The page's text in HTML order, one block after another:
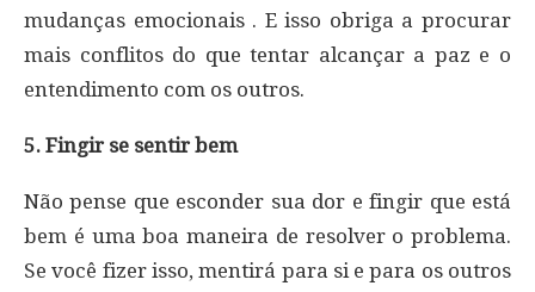
mudanças emocionais . E isso obriga a procurar
mais conflitos do que tentar alcançar a paz e o
entendimento com os outros.
5. Fingir se sentir bem
Não pense que esconder sua dor e fingir que está
bem é uma boa maneira de resolver o problema.
Se você fizer isso, mentirá para si e para os outros